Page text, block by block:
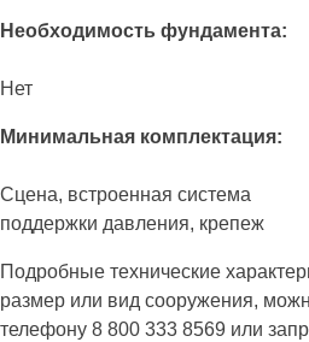
Необходимость фундамента:
Нет
Минимальная комплектация:
Сцена, встроенная система
поддержки давления, крепеж
Подробные технические
размер или вид сооружения,
телефону 8 800 333 8569 или